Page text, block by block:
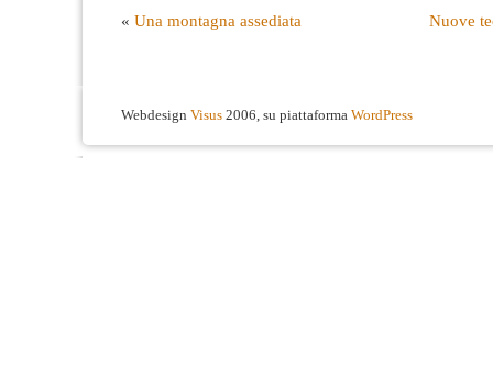
« Una montagna assediata Nuove
Webdesign Visus 2006, su piattaforma WordPress